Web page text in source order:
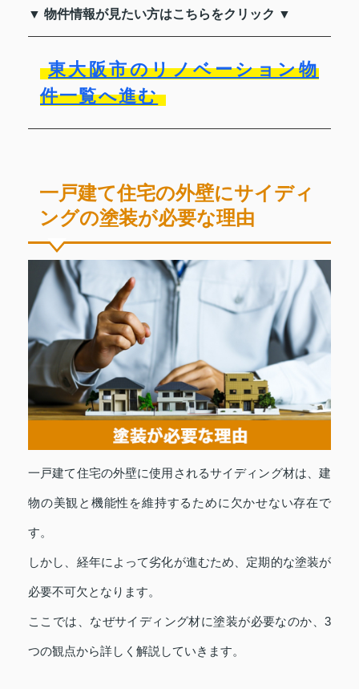
▼ 物件情報が見たい方はこちらをクリック ▼
東大阪市のリノベーション物
件一覧へ進む
一戸建て住宅の外壁にサイディ
ングの塗装が必要な理由
一戸建て住宅の外壁に使用されるサイディング材は、建
物の美観と機能性を維持するために欠かせない存在で
す。
しかし、経年によって劣化が進むため、定期的な塗装が
必要不可欠となります。
ここでは、なぜサイディング材に塗装が必要なのか、3
つの観点から詳しく解説していきます。